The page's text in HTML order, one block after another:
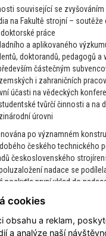
související se zvyšováním
na Fakultě strojní – soutěže
práce
a aplikovaného
doktorandů, pedagogů a
částečným
i zahraničních
účasti na vědeckých
tvůrčí činnosti a na
úrovni
po významném
českého technického
československého
nadace se
poskytla první vklad do
nadace ke stažení
cookies
obsahu a reklam,
a analýze naší